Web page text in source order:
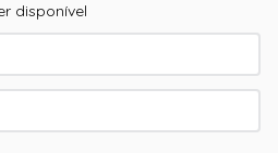
disponível